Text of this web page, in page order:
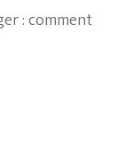
: comment